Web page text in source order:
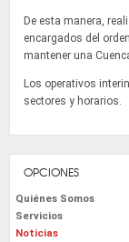
De esta manera,
encargados del
mantener una
Los operativos
sectores y horarios.
OPCIONES
Quiénes Somos
Servicios
Noticias